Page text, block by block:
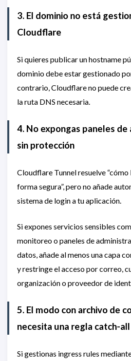
3. El dominio no está
Cloudflare
Si quieres publicar un hostname
dominio debe estar gestionado
contrario, Cloudflare no puede
la ruta DNS necesaria.
4. No expongas paneles
sin protección
Cloudflare Tunnel resuelve
forma segura”, pero no añade
sistema de login a tu aplicación.
Si expones servicios sensibles
monitoreo o paneles de
datos, añade al menos una capa
y restringe el acceso por correo,
organización o proveedor de
5. El modo con archivo de
necesita una regla catch-all
Si gestionas ingress rules